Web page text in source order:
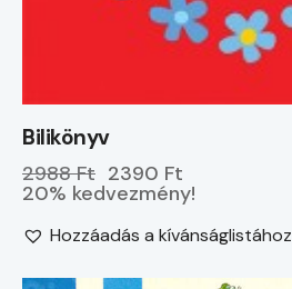
Bilikönyv
2988 Ft 2390 Ft
20% kedvezmény!
Hozzáadás a kívánságlistához